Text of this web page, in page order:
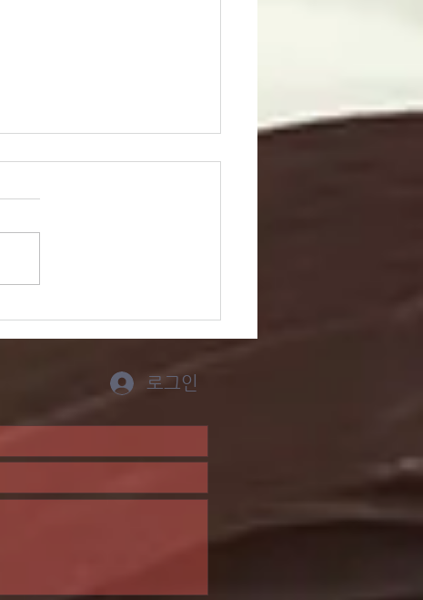
잊은 성도에게 - 고구
/ 김은지
로그인